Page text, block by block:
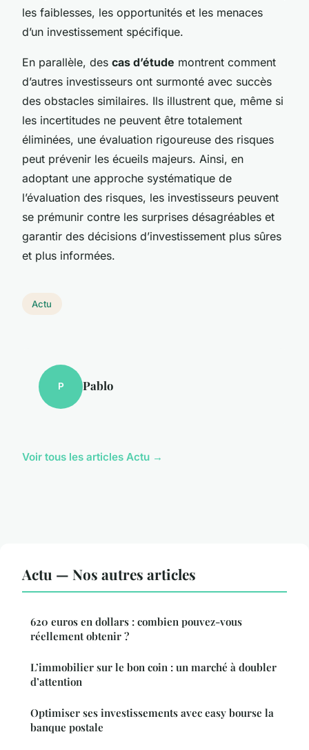
les faiblesses, les opportunités et les menaces
d’un investissement spécifique.
En parallèle, des cas d’étude montrent comment
d’autres investisseurs ont surmonté avec succès
des obstacles similaires. Ils illustrent que, même si
les incertitudes ne peuvent être totalement
éliminées, une évaluation rigoureuse des risques
peut prévenir les écueils majeurs. Ainsi, en
adoptant une approche systématique de
l’évaluation des risques, les investisseurs peuvent
se prémunir contre les surprises désagréables et
garantir des décisions d’investissement plus sûres
et plus informées.
Actu
P Pablo
Voir tous les articles Actu →
Actu — Nos autres articles
620 euros en dollars : combien pouvez-vous
réellement obtenir ?
L’immobilier sur le bon coin : un marché à doubler
d’attention
Optimiser ses investissements avec easy bourse la
banque postale